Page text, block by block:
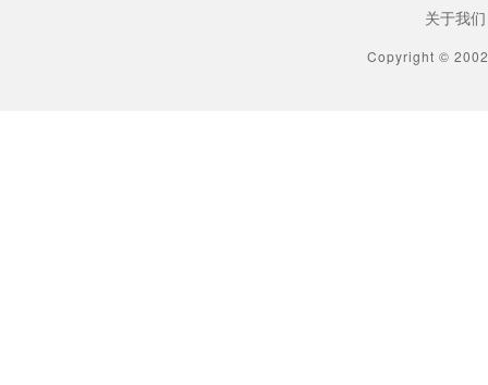
关于我们
Copyright ©